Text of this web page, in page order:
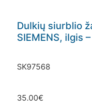
Dulkių siurblio
SIEMENS, ilgis
SK97568
35.00€